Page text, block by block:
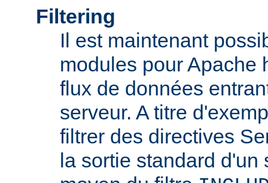
Filtering
Il est maintenant
modules pour Apache
flux de données
serveur. A titre
filtrer des directives
la sortie standard d'un